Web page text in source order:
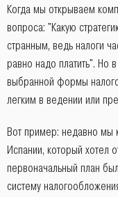
Когда мы открываем
вопроса: "Какую
странным, ведь налоги
равно надо платить". Но
выбранной формы
легким в ведении или
Вот пример: недавно мы
Испании, который хотел
первоначальный план
систему